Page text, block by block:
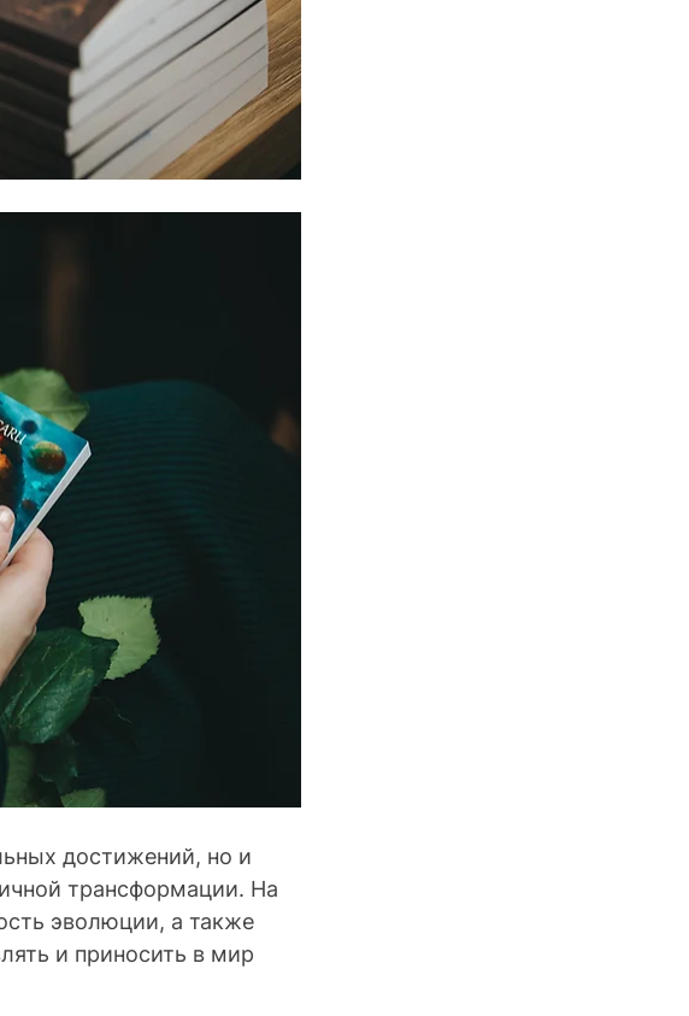
достижений, но и
трансформации. На
эволюции, а также
и приносить в мир